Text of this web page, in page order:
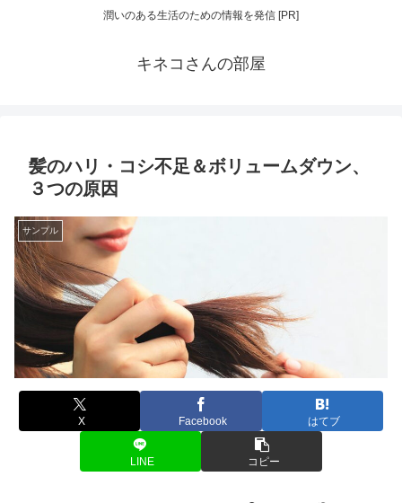
潤いのある生活のための情報を発信 [PR]
キネコさんの部屋
髪のハリ・コシ不足＆ボリュームダウン、
３つの原因
サンプル
X Facebook はてブ
LINE コピー